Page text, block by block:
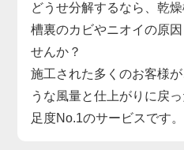
どうせ分解するなら、乾
槽裏のカビやニオイの原
せんか？
施工された多くのお客様
うな風量と仕上がりに戻
足度No.1のサービスです。